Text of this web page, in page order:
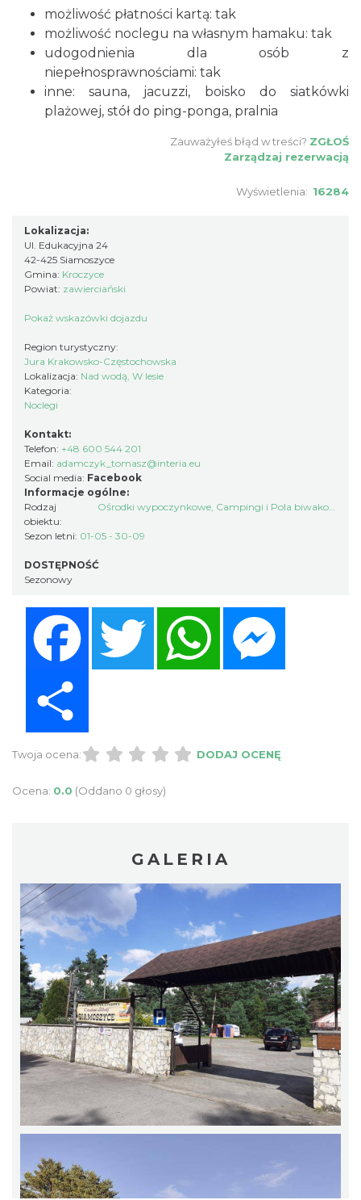
możliwość płatności kartą: tak
możliwość noclegu na własnym hamaku: tak
udogodnienia dla osób z
niepełnosprawnościami: tak
inne: sauna, jacuzzi, boisko do siatkówki
plażowej, stół do ping-ponga, pralnia
Zauważyłeś błąd w treści? ZGŁOŚ
Zarządzaj rezerwacją
Wyświetlenia: 16284
Lokalizacja:
Ul. Edukacyjna 24
42-425 Siamoszyce
Gmina: Kroczyce
Powiat: zawierciański
Pokaż wskazówki dojazdu
Region turystyczny:
Jura Krakowsko-Częstochowska
Lokalizacja: Nad wodą, W lesie
Kategoria:
Noclegi
Kontakt:
Telefon: +48 600 544 201
Email: adamczyk_tomasz@interia.eu
Social media: Facebook
Informacje ogólne:
Rodzaj
obiektu:
Ośrodki wypoczynkowe, Campingi i Pola biwakowe
Sezon letni: 01-05 - 30-09
DOSTĘPNOŚĆ
Sezonowy
Twitter
Twoja ocena: DODAJ OCENĘ
Ocena: 0.0 (Oddano 0 głosy)
GALERIA